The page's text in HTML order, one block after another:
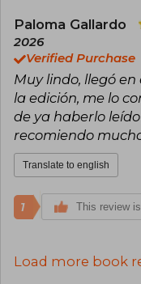
Paloma Gallardo
2026
Verified Purchase
Muy lindo, llegó
la edición, me lo
de ya haberlo
recomiendo
Translate to english
1 This review
Load more book